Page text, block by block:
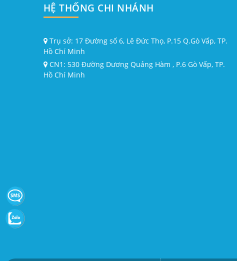
HỆ THỐNG CHI NHÁNH
Trụ sở: 17 Đường số 6, Lê Đức Thọ, P.15 Q.Gò Vấp, TP.
Hồ Chí Minh
CN1: 530 Đường Dương Quảng Hàm , P.6 Gò Vấp, TP.
Hồ Chí Minh